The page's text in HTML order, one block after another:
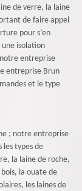
de verre, la laine
de faire appel
pour s’en
une isolation
entreprise
entreprise Brun
et le type
; notre entreprise
les types de
la laine de roche,
la ouate de
les laines de